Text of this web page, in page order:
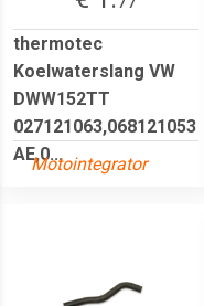
thermotec
Koelwaterslang VW
DWW152TT
027121063,068121053
AE,0...
Motointegrator